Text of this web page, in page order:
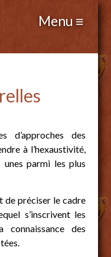
des
à l’hexaustivité,
unes parmi les plus
de préciser le cadre
s’inscrivent les
connaissance des